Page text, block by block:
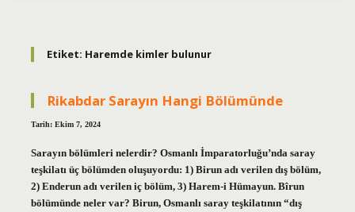
Etiket: Haremde kimler bulunur
Rikabdar Sarayın Hangi Bölümünde
Tarih: Ekim 7, 2024
Sarayın bölümleri nelerdir? Osmanlı İmparatorluğu’nda saray
teşkilatı üç bölümden oluşuyordu: 1) Birun adı verilen dış bölüm,
2) Enderun adı verilen iç bölüm, 3) Harem-i Hümayun. Bîrun
bölümünde neler var? Birun, Osmanlı saray teşkilatının “dış